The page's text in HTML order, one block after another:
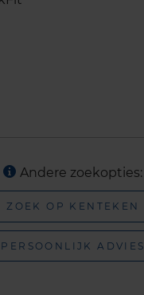
Andere zoekopties:
ZOEK OP KENTEKEN
PERSOONLIJK ADVIES